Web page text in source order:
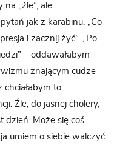
na „źle”, ale
jak z karabinu. „Co
i zacznij żyć”. „Po
– oddawałabym
znającym cudze
chciałabym to
Źle, do jasnej cholery,
dzień. Może się coś
umiem o siebie walczyć